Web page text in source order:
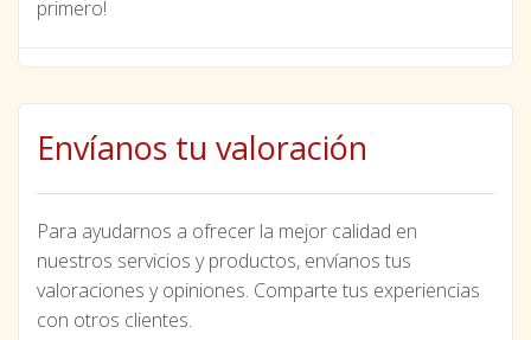
primero!
Envíanos tu valoración
Para ayudarnos a ofrecer la mejor calidad en
nuestros servicios y productos, envíanos tus
valoraciones y opiniones. Comparte tus experiencias
con otros clientes.